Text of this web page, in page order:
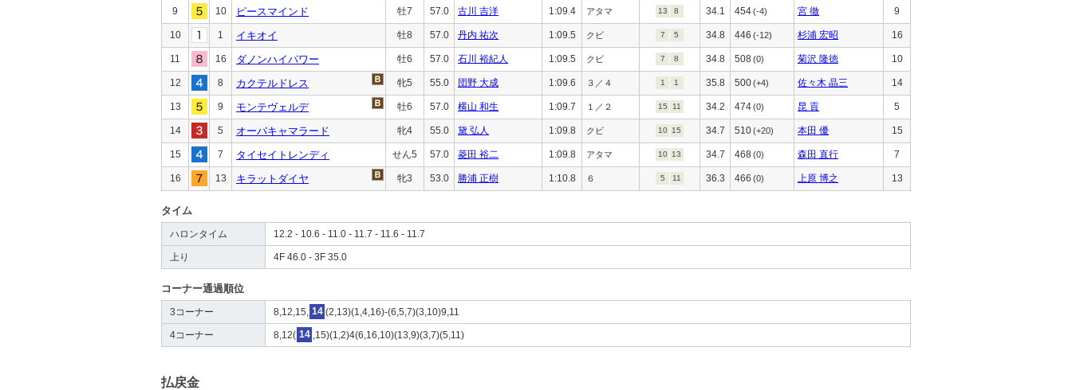
9 10 ピースマインド 牡7 57.0 古川 吉洋 1:09.4 アタマ 13 8 34.1 454(-4) 宮 徹 9
10 1 イキオイ 牡8 57.0 丹内 祐次 1:09.5 クビ 7 5 34.8 446 (-12) 杉浦 宏昭 16
11 16 ダノンハイパワー 牡6 57.0 石川 裕紀人 1:09.5 クビ 7 8 34.8 508(0) 菊沢 隆徳 10
12 8 カクテルドレス 牝5 55.0 団野 大成 1:09.6 ３／４ 1 1 35.8 500(+4) 佐々木 晶三 14
13 9 モンテヴェルデ 牡6 57.0 横山 和生 1:09.7 １／２ 15 11 34.2 474(0) 昆 貢 5
14 5 オーパキャマラード 牝4 55.0 黛 弘人 1:09.8 クビ 10 15 34.7 510(+20) 本田 優 15
15 7 タイセイトレンディ せん5 57.0 菱田 裕二 1:09.8 アタマ 10 13 34.7 468(0) 森田 直行 7
16 13 キラットダイヤ 牝3 53.0 勝浦 正樹 1:10.8 ６ 5 11 36.3 466 (0) 上原 博之 13
タイム
ハロンタイム 12.2 - 10.6 - 11.0 - 11.7 - 11.6 - 11.7
上り 4F 46.0 - 3F 35.0
コーナー通過順位
3コーナー 8,12,15, 14 (2,13)(1,4,16)-(6,5,7)(3,10)9,11
4コーナー 8,12( 14 ,15)(1,2)4(6,16,10)(13,9)(3,7)(5,11)
払戻金